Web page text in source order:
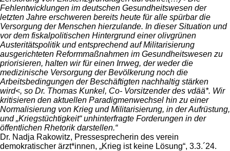
Fehlentwicklungen im deutschen Gesundheitswesen der
letzten Jahre erschweren bereits heute für alle spürbar die
Versorgung der Menschen hierzulande. In dieser Situation und
vor dem fiskalpolitischen Hintergrund einer olivgrünen
Austeritätspolitik und entsprechend auf Militarisierung
ausgerichteten Reformmaßnahmen im Gesundheitswesen zu
priorisieren, halten wir für einen Irrweg, der weder die
medizinische Versorgung der Bevölkerung noch die
Arbeitsbedingungen der Beschäftigten nachhaltig stärken
wird<, so Dr. Thomas Kunkel, Co- Vorsitzender des vdää*. Wir
kritisieren den aktuellen Paradigmenwechsel hin zu einer
Normalisierung von Krieg und Militarisierung, in der Aufrüstung,
und „Kriegstüchtigkeit“ unhinterfragte Forderungen in der
öffentlichen Rhetorik darstellen.“
Dr. Nadja Rakowitz, Pressesprecherin des verein
demokratischer ärzt*innen, „Krieg ist keine Lösung“, 3.3.´24.